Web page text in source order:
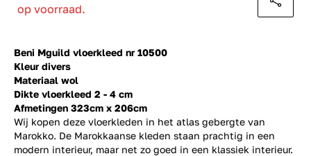
Beni Mguild vloerkleed nr 10500
Kleur divers
Materiaal wol
Dikte vloerkleed 2 - 4 cm
Afmetingen 323cm x 206cm
Wij kopen deze vloerkleden in het atlas gebergte van
Marokko. De Marokkaanse kleden staan prachtig in een
modern interieur, maar net zo goed in een klassiek interieur.
op voorraad.